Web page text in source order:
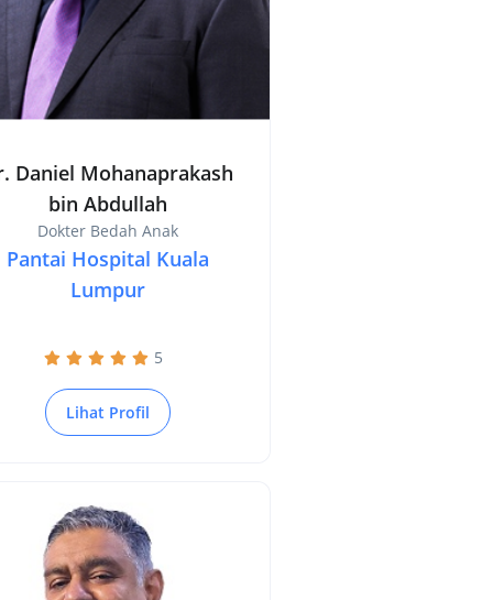
Daniel Mohanaprakash
bin Abdullah
Dokter Bedah Anak
Pantai Hospital Kuala
Lumpur
5
Lihat Profil